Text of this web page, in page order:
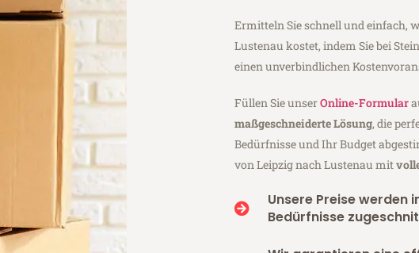
Ermitteln Sie schnell und einfach,
Lustenau kostet, indem Sie bei
einen unverbindlichen
Füllen Sie unserOnline-Formular
maßgeschneiderte Lösung, die
Bedürfnisse und Ihr Budget
von Leipzig nach Lustenau mit
Unsere Preise werden
Bedürfnisse